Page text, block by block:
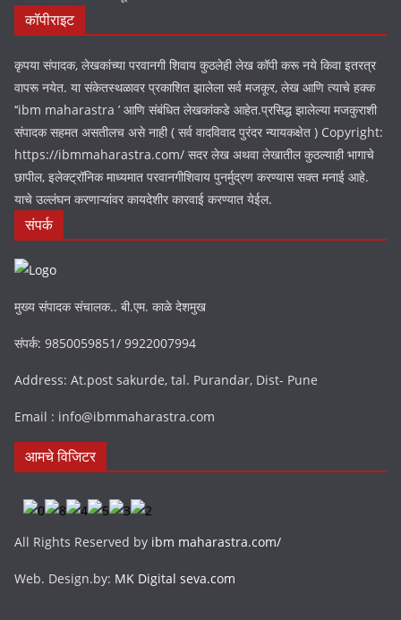
कॉपीराइट
कृपया संपादक, लेखकांच्या परवानगी शिवाय कुठलेही लेख कॉपी करू नये किवा इतरत्र
वापरू नयेत. या संकेतस्थळावर प्रकाशित झालेला सर्व मजकूर, लेख आणि त्याचे हक्क
‘‘ibm maharastra ’ आणि संबंधित लेखकांकडे आहेत.प्रसिद्ध झालेल्या मजकुराशी
संपादक सहमत असतीलच असे नाही ( सर्व वादविवाद पुरंदर न्यायकक्षेत ) Copyright:
https://ibmmaharastra.com/ सदर लेख अथवा लेखातील कुठल्याही भागाचे
छापील, इलेक्ट्रॉनिक माध्यमात परवानगीशिवाय पुनर्मुद्रण करण्यास सक्त मनाई आहे.
याचे उल्लंघन करणाऱ्यांवर कायदेशीर कारवाई करण्यात येईल.
संपर्क
मुख्य संपादक संचालक.. बी.एम. काळे देशमुख
संपर्क: 9850059851/ 9922007994
Address: At.post sakurde, tal. Purandar, Dist- Pune
Email : info@ibmmaharastra.com
आमचे विजिटर
All Rights Reserved by ibm maharastra.com/
Web. Design.by: MK Digital seva.com